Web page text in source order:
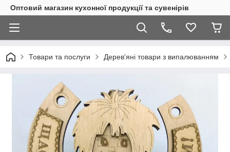
Оптовий магазин кухонної продукції та сувенірів
Товари та послуги Дерев'яні товари з випалюванням